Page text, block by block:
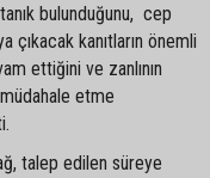
bulunduğunu, cep
çıkacak kanıtların önemli
ettiğini ve zanlının
etme
talep edilen süreye